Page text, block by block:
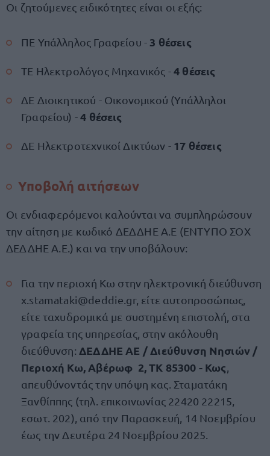
Οι ζητούμενες ειδικότητες είναι οι εξής:
ΠΕ Υπάλληλος Γραφείου - 3 θέσεις
ΤΕ Ηλεκτρολόγος Μηχανικός -4 θέσεις
ΔΕ Διοικητικού - Οικονομικού (Υπάλληλοι
Γραφείου) -4 θέσεις
ΔΕ Ηλεκτροτεχνικοί Δικτύων - 17 θέσεις
Υποβολή αιτήσεων
Οι ενδιαφερόμενοι καλούνται να συμπληρώσουν
την αίτηση με κωδικό ΔΕΔΔΗΕ Α.Ε (ΕΝΤΥΠΟ ΣΟΧ
ΔΕΔΔΗΕ Α.Ε.) και να την υποβάλουν:
Για την περιοχή Κω στην ηλεκτρονική διεύθυνση
x.stamataki@deddie.gr, είτε αυτοπροσώπως,
είτε ταχυδρομικά με συστημένη επιστολή, στα
γραφεία της υπηρεσίας, στην ακόλουθη
διεύθυνση: ΔΕΔΔΗΕ ΑΕ / Διεύθυνση Νησιών /
Περιοχή Κω, Αβέρωφ 2, ΤΚ 85300 - Κως
απευθύνοντάς την υπόψη κας. Σταματάκη
Ξανθίππης (τηλ. επικοινωνίας 22420 22215,
εσωτ. 202), από την Παρασκευή, 14 Νοεμβρίου
έως την Δευτέρα 24 Νοεμβρίου 2025.